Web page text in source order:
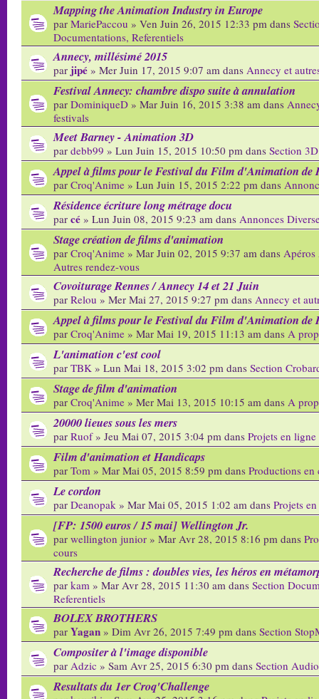
Mapping the Animation Industry in Europe
par MariePaccou » Ven Juin 26, 2015 12:33 pm dans
Documentations, Referentiels
Annecy, millésimé 2015
par jipé » Mer Juin 17, 2015 9:07 am dans Annecy et
Festival Annecy: chambre dispo suite à annulation
par DominiqueD » Mar Juin 16, 2015 3:38 am dans
festivals
Meet Barney - Animation 3D
par debb99 » Lun Juin 15, 2015 10:50 pm dans Section 3D
Appel à films pour le Festival du Film d'Animation de
par Croq'Anime » Lun Juin 15, 2015 2:22 pm dans
Résidence écriture long métrage docu
par cé » Lun Juin 08, 2015 9:23 am dans Annonces
Stage création de films d'animation
par Croq'Anime » Mar Juin 02, 2015 9:37 am dans Apéros
Autres rendez-vous
Covoiturage Rennes / Annecy 14 et 21 Juin
par Relou » Mer Mai 27, 2015 9:27 pm dans Annecy et
Appel à films pour le Festival du Film d'Animation de
par Croq'Anime » Mar Mai 19, 2015 11:13 am dans A
L'animation c'est cool
par TBK » Lun Mai 18, 2015 3:02 pm dans Section
Stage de film d'animation
par Croq'Anime » Mer Mai 13, 2015 10:15 am dans A
20000 lieues sous les mers
par Ruof» Jeu Mai 07, 2015 3:04 pm dans Projets en ligne
Film d'animation et Handicaps
par Tom » Mar Mai 05, 2015 8:59 pm dans Productions en
Le cordon
par Deanopak » Mar Mai 05, 2015 1:02 am dans Projets
[FP: 1500 euros / 15 mai] Wellington Jr.
par wellington junior » Mar Avr 28, 2015 8:16 pm dans
cours
Recherche de films : doubles vies, les héros en
par kam » Mar Avr 28, 2015 11:30 am dans Section
Referentiels
BOLEX BROTHERS
par Yagan » Dim Avr 26, 2015 7:49 pm dans Section
Compositer à l'image disponible
par Adzic » Sam Avr 25, 2015 6:30 pm dans Section Audio
Resultats du 1er Croq'Challenge